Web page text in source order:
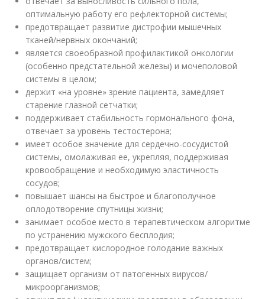
оптимальную работу его рефлекторной системы;
предотвращает развитие дистрофии мышечных
тканей/нервных окончаний;
является своеобразной профилактикой онкологии
(особенно предстательной железы) и мочеполовой
системы в целом;
держит «на уровне» зрение пациента, замедляет
старение глазной сетчатки;
поддерживает стабильность гормонального фона,
отвечает за уровень тестостерона;
имеет особое значение для сердечно-сосудистой
системы, омолаживая ее, укрепляя, поддерживая
кровообращение и необходимую эластичность
сосудов;
повышает шансы на быстрое и благополучное
оплодотворение спутницы жизни;
занимает особое место в терапевтическом алгоритме
по устранению мужского бесплодия;
предотвращает кислородное голодание важных
органов/систем;
защищает организм от патогенных вирусов/
микроорганизмов;